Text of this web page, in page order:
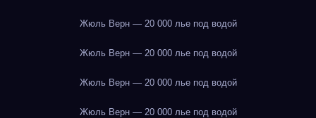
Жюль Верн — 20 000 лье под водой
Жюль Верн — 20 000 лье под водой
Жюль Верн — 20 000 лье под водой
Жюль Верн — 20 000 лье под водой